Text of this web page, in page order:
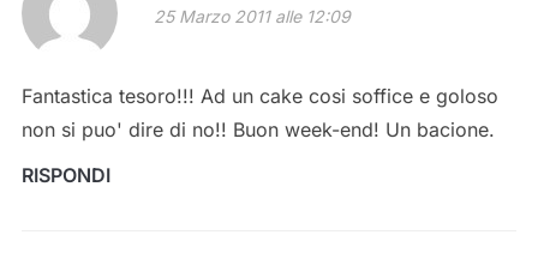
25 Marzo 2011 alle 12:09
Fantastica tesoro!!! Ad un cake cosi soffice e goloso
non si puo' dire di no!! Buon week-end! Un bacione.
RISPONDI